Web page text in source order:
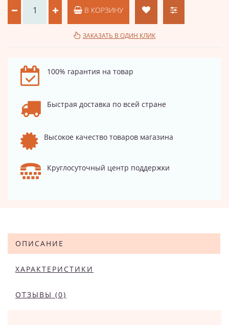
В КОРЗИНУ
ЗАКАЗАТЬ В ОДИН КЛИК
100% гарантия на товар
Быстрая доставка по всей стране
Высокое качество товаров магазина
Круглосуточный центр поддержки
ОПИСАНИЕ
ХАРАКТЕРИСТИКИ
ОТЗЫВЫ (0)